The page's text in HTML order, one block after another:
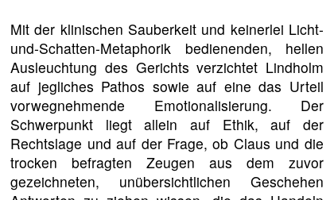
Mit der klinischen Sauberkeit und keinerlei Licht-
und-Schatten-Metaphorik bedienenden, hellen
Ausleuchtung des Gerichts verzichtet Lindholm
auf jegliches Pathos sowie auf eine das Urteil
vorwegnehmende Emotionalisierung. Der
Schwerpunkt liegt allein auf Ethik, auf der
Rechtslage und auf der Frage, ob Claus und die
trocken befragten Zeugen aus dem zuvor
gezeichneten, unübersichtlichen Geschehen